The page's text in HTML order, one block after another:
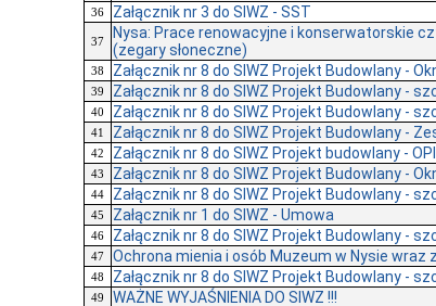
36
Załącznik nr 3 do SIWZ - SST
37
Nysa: Prace renowacyjne i konserwatorskie
(zegary słoneczne)
38 Załącznik nr 8 do SIWZ Projekt Budowlany -
39
Załącznik nr 8 do SIWZ Projekt Budowlany -
40
Załącznik nr 8 do SIWZ Projekt Budowlany -
41
Załącznik nr 8 do SIWZ Projekt Budowlany -
42
Załącznik nr 8 do SIWZ Projekt budowlany -
43
Załącznik nr 8 do SIWZ Projekt Budowlany -
44
Załącznik nr 8 do SIWZ Projekt Budowlany -
45
Załącznik nr 1 do SIWZ - Umowa
46
Załącznik nr 8 do SIWZ Projekt Budowlany -
47
Ochrona mienia i osób Muzeum w Nysie
48
Załącznik nr 8 do SIWZ Projekt Budowlany -
49
WAŻNE WYJAŚNIENIA DO SIWZ !!!